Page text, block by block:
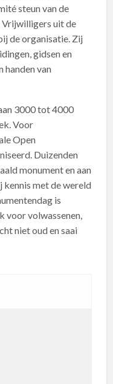
steun van de
uit de
de organisatie. Zij
gidsen en
handen van
3000 tot 4000
Voor
Open
Duizenden
monument en aan
kennis met de wereld
is
voor volwassenen,
niet oud en saai